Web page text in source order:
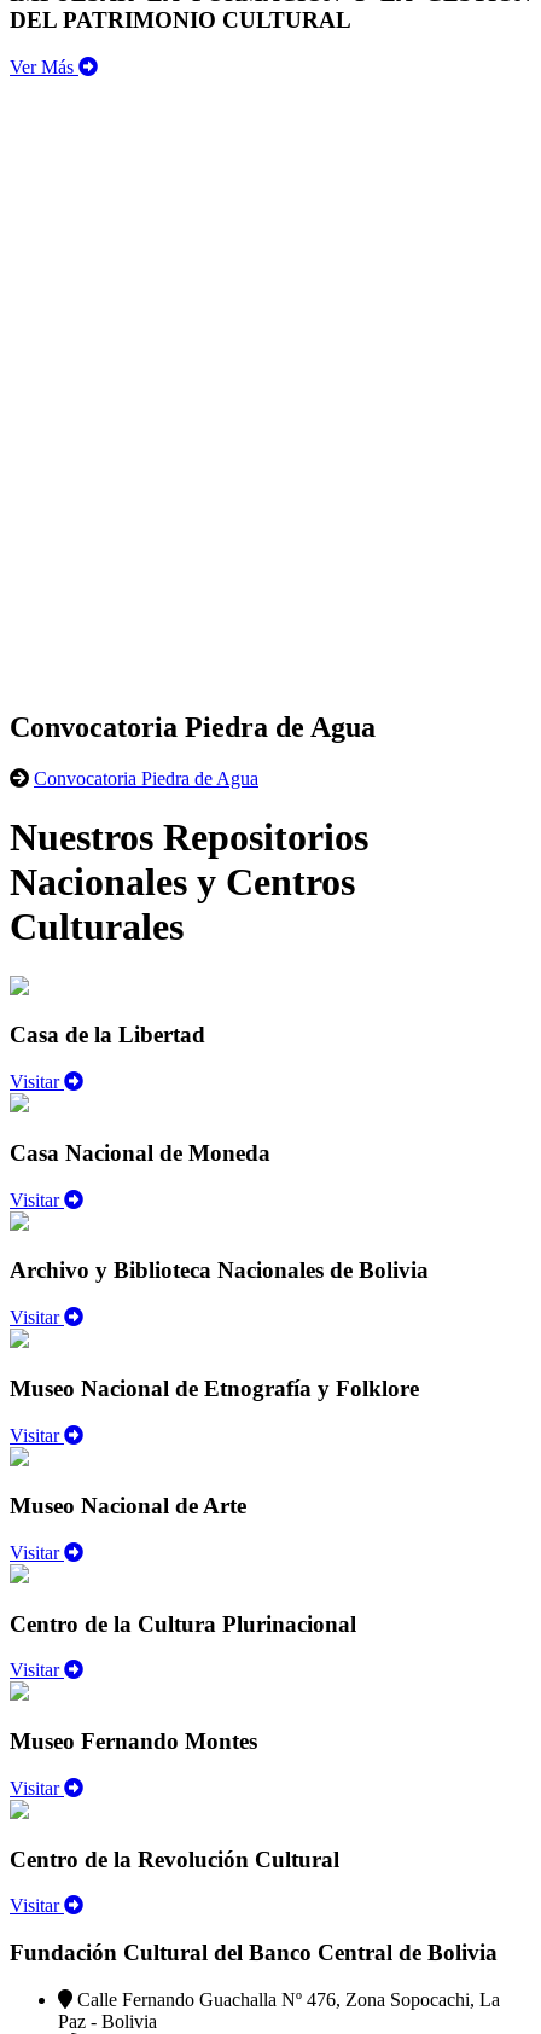
DEL PATRIMONIO CULTURAL
Ver Más
Convocatoria Piedra de Agua
Convocatoria Piedra de Agua
Nuestros Repositorios
Nacionales y Centros
Culturales
Casa de la Libertad
Visitar
Casa Nacional de Moneda
Visitar
Archivo y Biblioteca Nacionales de Bolivia
Visitar
Museo Nacional de Etnografía y Folklore
Visitar
Museo Nacional de Arte
Visitar
Centro de la Cultura Plurinacional
Visitar
Museo Fernando Montes
Visitar
Centro de la Revolución Cultural
Visitar
Fundación Cultural del Banco Central de Bolivia
Calle Fernando Guachalla Nº 476, Zona Sopocachi, La
Paz - Bolivia